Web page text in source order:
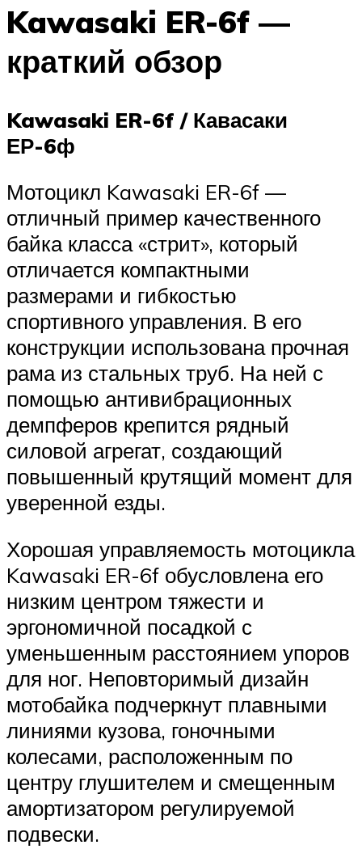
Kawasaki ER-6f —
краткий обзор
Kawasaki ER-6f / Кавасаки
ЕР-6ф
Мотоцикл Kawasaki ER-6f —
отличный пример качественного
байка класса «стрит», который
отличается компактными
размерами и гибкостью
спортивного управления. В его
конструкции использована прочная
рама из стальных труб. На ней с
помощью антивибрационных
демпферов крепится рядный
силовой агрегат, создающий
повышенный крутящий момент для
уверенной езды.
Хорошая управляемость мотоцикла
Kawasaki ER-6f обусловлена его
низким центром тяжести и
эргономичной посадкой с
уменьшенным расстоянием упоров
для ног. Неповторимый дизайн
мотобайка подчеркнут плавными
линиями кузова, гоночными
колесами, расположенным по
центру глушителем и смещенным
амортизатором регулируемой
подвески.